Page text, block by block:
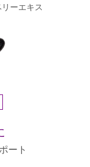
ーエキス
ート